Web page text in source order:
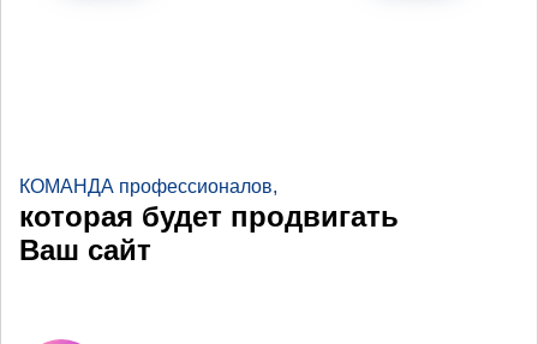
КОМАНДА профессионалов,
которая будет продвигать
Ваш сайт